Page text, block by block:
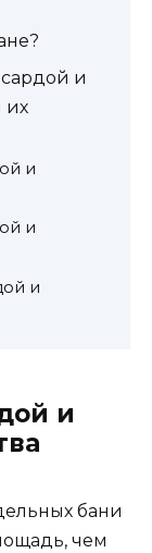
и
их
и
и
и
и
бани
чем